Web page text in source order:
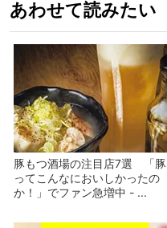
あわせて読みたい
豚もつ酒場の注目店7選 「豚
ってこんなにおいしかったの
か！」でファン急増中 - ...